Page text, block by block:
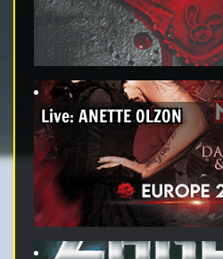
Live: ANETTE OLZON